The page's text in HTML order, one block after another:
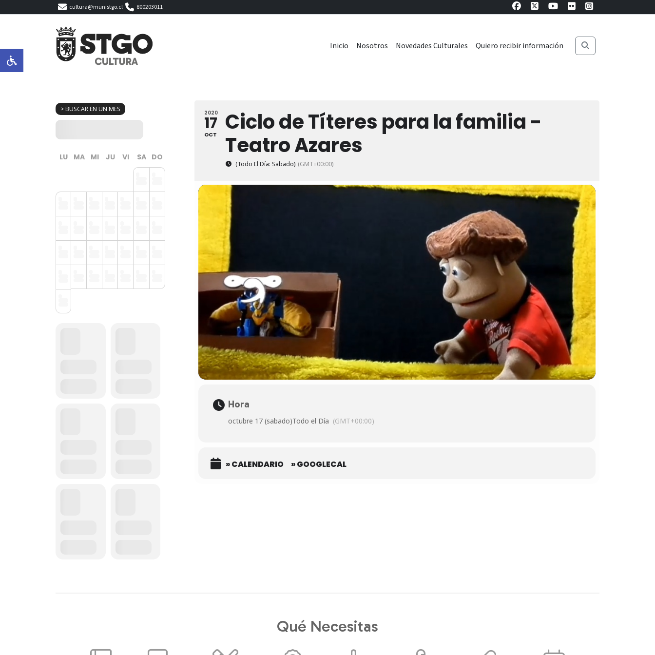
cultura@munistgo.cl 800203011
Inicio Nosotros Novedades Culturales Quiero recibir información
> BUSCAR EN UN MES
LU MA MI JU VI SA DO
2020
17
OCT
Ciclo de Títeres para la familia -
Teatro Azares
(Todo El Día: Sabado) (GMT+00:00)
Hora
octubre 17 (sabado)Todo el Día (GMT+00:00)
» CALENDARIO » GOOGLECAL
Qué Necesitas